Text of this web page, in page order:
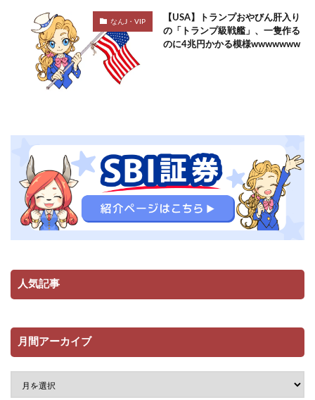
なんJ・VIP
【USA】トランプおやびん肝入り
の「トランプ級戦艦」、一隻作る
のに4兆円かかる模様wwwwwww
人気記事
月間アーカイブ